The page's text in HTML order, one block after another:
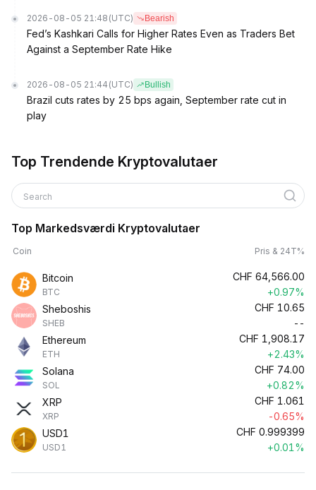
2026-08-05 21:48 (UTC) Bearish
Fed’s Kashkari Calls for Higher Rates Even as Traders Bet
Against a September Rate Hike
2026-08-05 21:44 (UTC) Bullish
Brazil cuts rates by 25 bps again, September rate cut in
play
Top Trendende Kryptovalutaer
Search
Top Markedsværdi Kryptovalutaer
Coin Pris & 24T%
Bitcoin
BTC
CHF 64,566.00
+0.97%
Sheboshis
SHEB
CHF 10.65
--
Ethereum
ETH
CHF 1,908.17
+2.43%
Solana
SOL
CHF 74.00
+0.82%
XRP
XRP
CHF 1.061
-0.65%
USD1
USD1
CHF 0.999399
+0.01%